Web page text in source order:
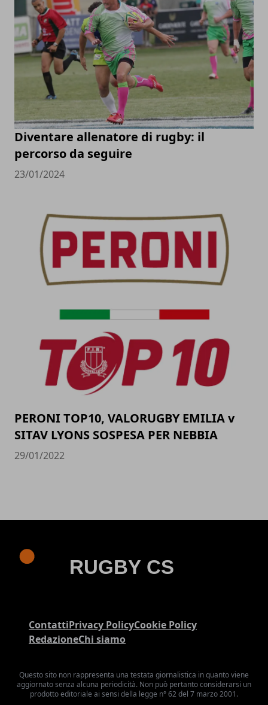
Diventare allenatore di rugby: il
percorso da seguire
23/01/2024
PERONI TOP10, VALORUGBY EMILIA v
SITAV LYONS SOSPESA PER NEBBIA
29/01/2022
ContattiPrivacy PolicyCookie Policy
RedazioneChi siamo
Questo sito non rappresenta una testata giornalistica in quanto viene
aggiornato senza alcuna periodicità. Non può pertanto considerarsi un
prodotto editoriale ai sensi della legge n° 62 del 7 marzo 2001.